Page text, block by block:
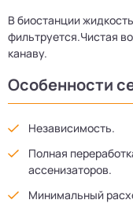
В биостанции
фильтруется.Чистая
канаву.
Особенности
Независимость.
Полная
ассенизаторов.
Минимальный